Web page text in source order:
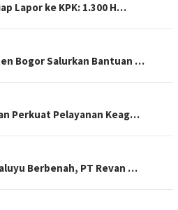
Lapor ke KPK: 1.300 H…
Bogor Salurkan Bantuan …
Perkuat Pelayanan Keag…
Berbenah, PT Revan …